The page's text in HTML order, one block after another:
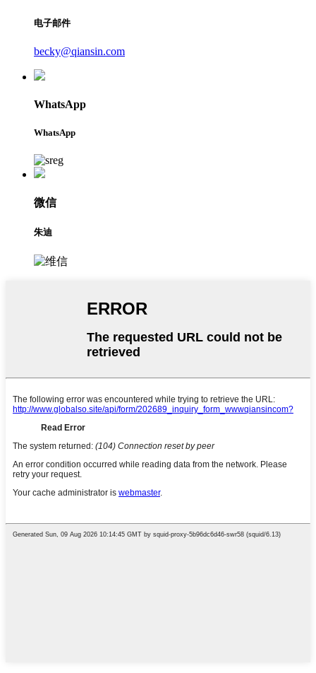
电子邮件
becky@qiansin.com
WhatsApp
WhatsApp
微信
朱迪